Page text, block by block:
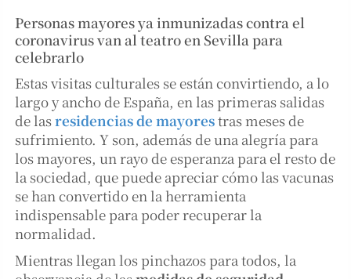
Personas mayores ya inmunizadas contra el
coronavirus van al teatro en Sevilla para
celebrarlo
Estas visitas culturales se están convirtiendo, a lo
largo y ancho de España, en las primeras salidas
de lasresidencias de mayorestras meses de
sufrimiento. Y son, además de una alegría para
los mayores, un rayo de esperanza para el resto de
la sociedad, que puede apreciar cómo las vacunas
se han convertido en la herramienta
indispensable para poder recuperar la
normalidad.
Mientras llegan los pinchazos para todos, la